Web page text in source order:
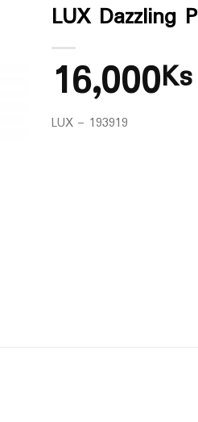
LUX Dazzling
16,000Ks
LUX – 193919